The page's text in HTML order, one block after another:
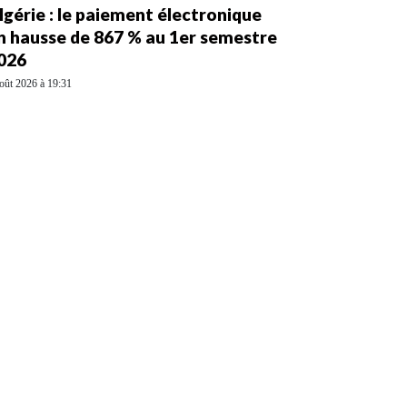
: le paiement électronique
hausse de 867 % au 1er semestre
2026 à 19:31